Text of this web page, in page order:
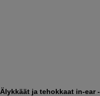
Älykkäät ja tehokkaat in-ear -